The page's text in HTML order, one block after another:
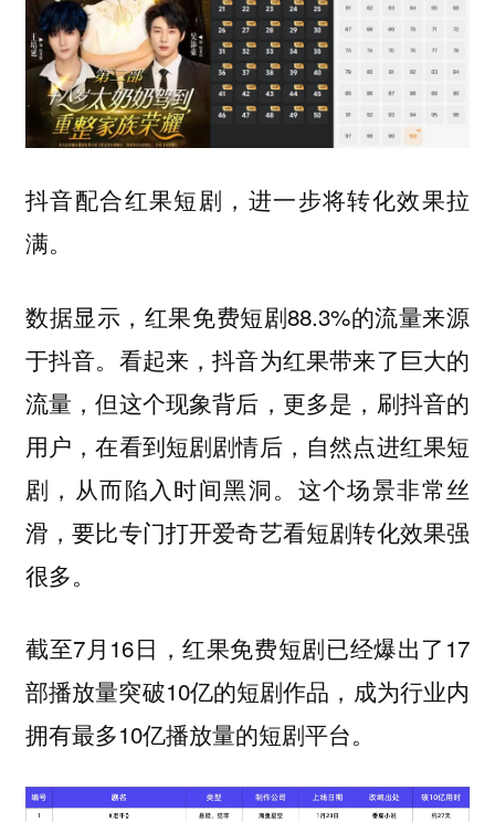
抖音配合红果短剧，进一步将转化效果拉
满。
数据显示，红果免费短剧88.3%的流量来源
于抖音。看起来，抖音为红果带来了巨大的
流量，但这个现象背后，更多是，刷抖音的
用户，在看到短剧剧情后，自然点进红果短
剧，从而陷入时间黑洞。这个场景非常丝
滑，要比专门打开爱奇艺看短剧转化效果强
很多。
截至7月16日，红果免费短剧已经爆出了17
部播放量突破10亿的短剧作品，成为行业内
拥有最多10亿播放量的短剧平台。